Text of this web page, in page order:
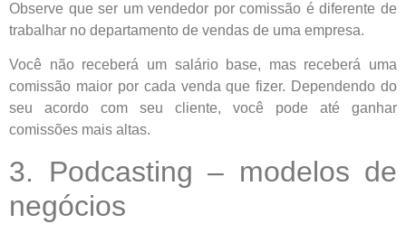
Observe que ser um vendedor por comissão é diferente de
trabalhar no departamento de vendas de uma empresa.
Você não receberá um salário base, mas receberá uma
comissão maior por cada venda que fizer. Dependendo do
seu acordo com seu cliente, você pode até ganhar
comissões mais altas.
3. Podcasting – modelos de
negócios